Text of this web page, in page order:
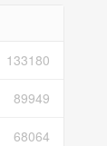
133180
89949
68064